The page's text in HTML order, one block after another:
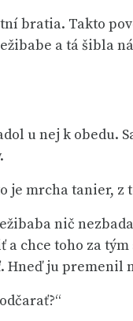
bratia. Takto
a tá šibla
u nej k obedu.
je mrcha tanier, z
nič
chce toho za
ju premenil